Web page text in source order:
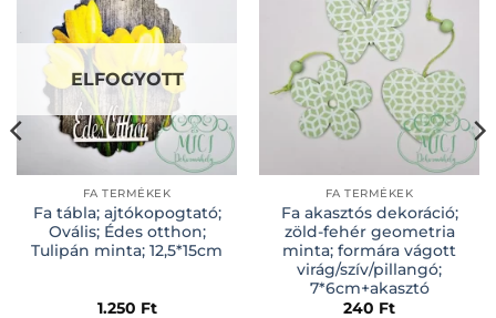
ELFOGYOTT
FA TERMÉKEK
Fa tábla; ajtókopogtató;
Ovális; Édes otthon;
Tulipán minta; 12,5*15cm
1.250 Ft
FA TERMÉKEK
Fa akasztós dekoráció;
zöld-fehér geometria
minta; formára vágott
virág/szív/pillangó;
7*6cm+akasztó
240 Ft